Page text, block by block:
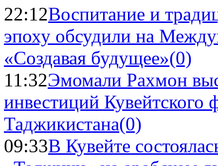
22:12Воспитание и
эпоху обсудили на
«Создавая будущее»(0)
11:32Эмомали Рахмон
инвестиций Кувейтского
Таджикистана(0)
09:33В Кувейте